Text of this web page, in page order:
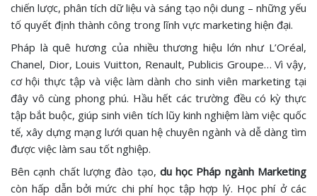
chiến lược, phân tích dữ liệu và sáng tạo nội dung – những yếu
tố quyết định thành công trong lĩnh vực marketing hiện đại.
Pháp là quê hương của nhiều thương hiệu lớn như L’Oréal,
Chanel, Dior, Louis Vuitton, Renault, Publicis Groupe… Vì vậy,
cơ hội thực tập và việc làm dành cho sinh viên marketing tại
đây vô cùng phong phú. Hầu hết các trường đều có kỳ thực
tập bắt buộc, giúp sinh viên tích lũy kinh nghiệm làm việc quốc
tế, xây dựng mạng lưới quan hệ chuyên ngành và dễ dàng tìm
được việc làm sau tốt nghiệp.
Bên cạnh chất lượng đào tạo, du học Pháp ngành Marketing
còn hấp dẫn bởi mức chi phí học tập hợp lý. Học phí ở các